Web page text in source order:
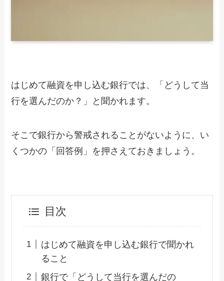
はじめて融資を申し込む銀行では、「どうして当
行を選んだのか？」と聞かれます。
そこで銀行から警戒されることがないように、い
くつかの「回答例」を押さえておきましょう。
目次
はじめて融資を申し込む銀行で聞かれ
ること
銀行で「どうして当行を選んだの